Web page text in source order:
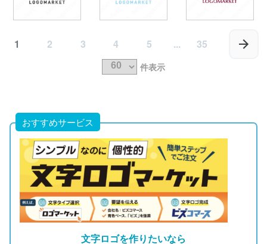
1 2 3 4 5 ... 35
件表示
おすすめサービス
文字ロゴを作りたいなら